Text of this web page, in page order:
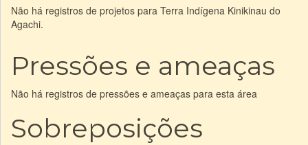
Não há registros de projetos para Terra Indígena Kinikinau do
Agachi.
Pressões e ameaças
Não há registros de pressões e ameaças para esta área
Sobreposições